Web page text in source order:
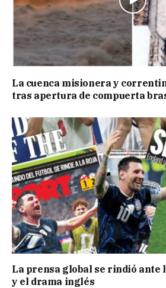
La cuenca misionera y
tras apertura de compuerta
La prensa global se rindió ante
y el drama inglés